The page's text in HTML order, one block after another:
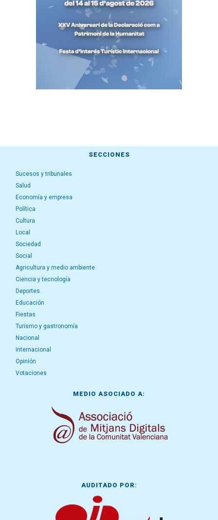
SECCIONES
Sucesos y tribunales
Salud
Economía y empresa
Política
Cultura
Local
Sociedad
Social
Agricultura y medio ambiente
Ciencia y tecnología
Deportes
Educación
Fiestas
Turismo y gastronomía
Nacional
Internacional
Opinión
Votaciones
MEDIO ASOCIADO A:
AUDITADO POR: